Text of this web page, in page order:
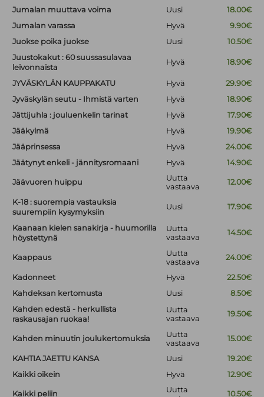
Jumalan muuttava voima Uusi
18.00€
Jumalan varassa
Hyvä
9.90€
Juokse poika juokse
Uusi
10.50€
Juustokakut : 60 suussasulavaa
leivonnaista
Hyvä 18.90€
JYVÄSKYLÄN KAUPPAKATU Hyvä
29.90€
Jyväskylän seutu - Ihmistä varten
Hyvä
18.90€
Jättijuhla : jouluenkelin tarinat
Hyvä
17.90€
Jääkylmä
Hyvä
19.90€
Jääprinsessa
Hyvä
24.00€
Jäätynyt enkeli - jännitysromaani
Hyvä 14.90€
Jäävuoren huippu
Uutta
vastaava
12.00€
K-18 : suorempia vastauksia
suurempiin kysymyksiin
Uusi 17.90€
Kaanaan kielen sanakirja - huumorilla
höystettynä
Uutta
vastaava
14.50€
Kaappaus
Uutta
vastaava
24.00€
Kadonneet Hyvä
22.50€
Kahdeksan kertomusta
Uusi
8.50€
Kahden edestä - herkullista
raskausajan ruokaa!
Uutta
vastaava
19.50€
Kahden minuutin joulukertomuksia
Uutta
vastaava
15.00€
KAHTIA JAETTU KANSA Uusi
19.20€
Kaikki oikein
Hyvä 12.90€
Kaikki peliin
Uutta
10.50€